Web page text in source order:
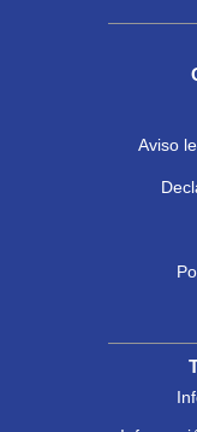
Aviso